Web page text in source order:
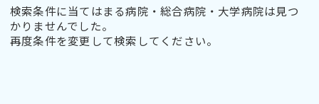
検索条件に当てはまる病院・総合病院・大学病院は見つ
かりませんでした。
再度条件を変更して検索してください。